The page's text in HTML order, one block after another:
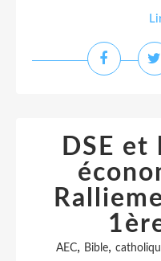
DSE
AEC, Bible,